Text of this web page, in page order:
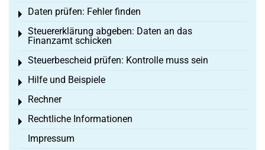
Daten prüfen: Fehler finden
Toggle menu
Steuererklärung abgeben: Daten an das
Finanzamt schicken
Toggle menu
Steuerbescheid prüfen: Kontrolle muss sein
Toggle menu
Hilfe und Beispiele
Toggle menu
Rechner
Toggle menu
Rechtliche Informationen
Toggle menu
Impressum